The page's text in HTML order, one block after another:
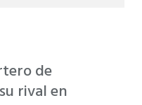
de
rival en